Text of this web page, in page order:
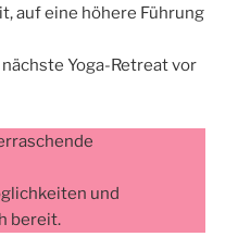
auf eine höhere Führung
Yoga-Retreat vor
und
bereit.